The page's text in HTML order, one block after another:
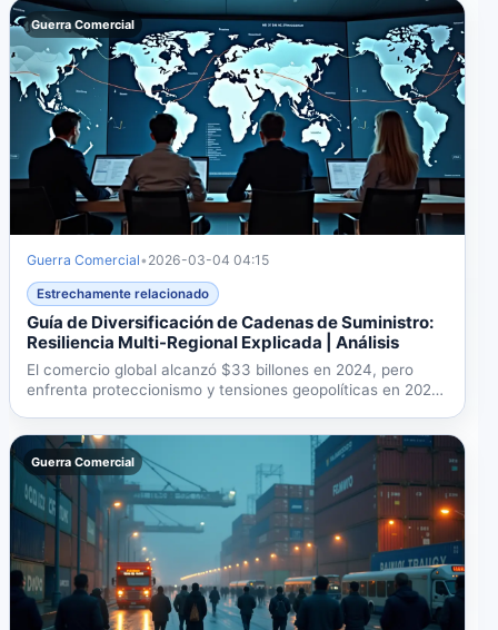
Guerra Comercial
Guerra Comercial• 2026-03-04 04:15
Estrechamente relacionado
Guía de Diversificación de Cadenas de Suministro:
Resiliencia Multi-Regional Explicada | Análisis
El comercio global alcanzó $33 billones en 2024, pero
enfrenta proteccionismo y tensiones geopolíticas en 2025.
Guerra Comercial